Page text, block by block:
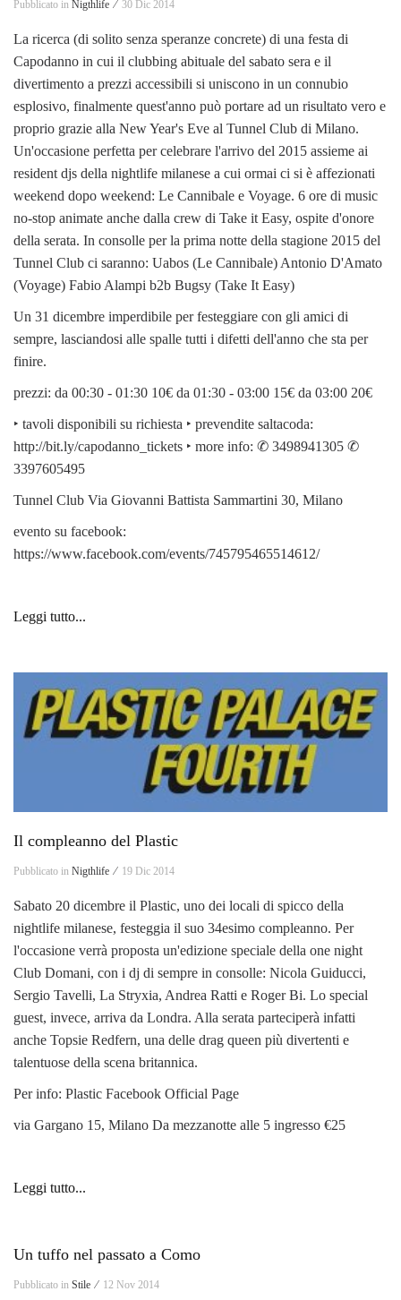
Pubblicato in Nigthlife ⁄ 30 Dic 2014
La ricerca (di solito senza speranze concrete) di una festa di
Capodanno in cui il clubbing abituale del sabato sera e il
divertimento a prezzi accessibili si uniscono in un connubio
esplosivo, finalmente quest'anno può portare ad un risultato vero e
proprio grazie alla New Year's Eve al Tunnel Club di Milano.
Un'occasione perfetta per celebrare l'arrivo del 2015 assieme ai
resident djs della nightlife milanese a cui ormai ci si è affezionati
weekend dopo weekend: Le Cannibale e Voyage. 6 ore di music
no-stop animate anche dalla crew di Take it Easy, ospite d'onore
della serata. In consolle per la prima notte della stagione 2015 del
Tunnel Club ci saranno: Uabos (Le Cannibale) Antonio D'Amato
(Voyage) Fabio Alampi b2b Bugsy (Take It Easy)
Un 31 dicembre imperdibile per festeggiare con gli amici di
sempre, lasciandosi alle spalle tutti i difetti dell'anno che sta per
finire.
prezzi: da 00:30 - 01:30 10€ da 01:30 - 03:00 15€ da 03:00 20€
‣ tavoli disponibili su richiesta ‣ prevendite saltacoda:
http://bit.ly/capodanno_tickets ‣ more info: ✆ 3498941305 ✆
3397605495
Tunnel Club Via Giovanni Battista Sammartini 30, Milano
evento su facebook:
https://www.facebook.com/events/745795465514612/
Leggi tutto...
Il compleanno del Plastic
Pubblicato in Nigthlife ⁄ 19 Dic 2014
Sabato 20 dicembre il Plastic, uno dei locali di spicco della
nightlife milanese, festeggia il suo 34esimo compleanno. Per
l'occasione verrà proposta un'edizione speciale della one night
Club Domani, con i dj di sempre in consolle: Nicola Guiducci,
Sergio Tavelli, La Stryxia, Andrea Ratti e Roger Bi. Lo special
guest, invece, arriva da Londra. Alla serata parteciperà infatti
anche Topsie Redfern, una delle drag queen più divertenti e
talentuose della scena britannica.
Per info: Plastic Facebook Official Page
via Gargano 15, Milano Da mezzanotte alle 5 ingresso €25
Leggi tutto...
Un tuffo nel passato a Como
Pubblicato in Stile ⁄ 12 Nov 2014